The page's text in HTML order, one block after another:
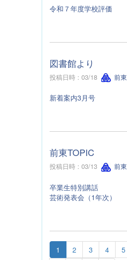
令和７年度学校評価
図書館より
投稿日時 : 03/18 前東
新着案内3月号
前東TOPIC
投稿日時 : 03/13 前東
卒業生特別講話
芸術発表会（1年次）
1 2 3 4 5